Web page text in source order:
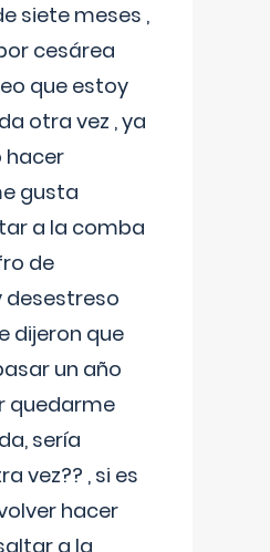
siete meses ,
cesárea
que estoy
otra vez , ya
hacer
gusta
a la comba
de
desestreso
dijeron que
un año
quedarme
sería
vez?? , si es
hacer
a la